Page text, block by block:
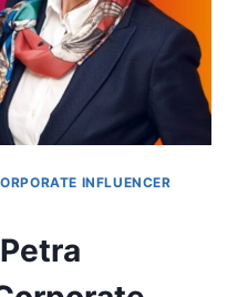
INFLUENCER